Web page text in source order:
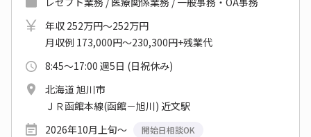
年収 252万円～252万円
月収例 173,000円～230,300円+残業代
8:45～17:00 週5日 (日祝休み)
北海道 旭川市
ＪＲ函館本線(函館－旭川) 近文駅
2026年10月上旬～
開始日相談OK